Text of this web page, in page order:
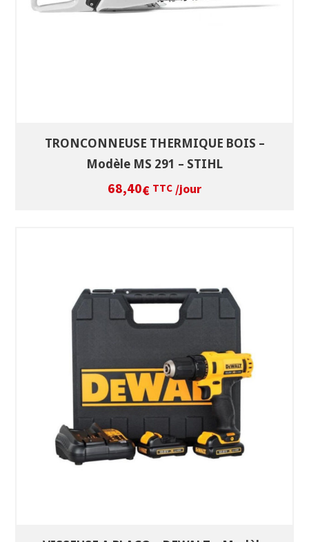
TRONCONNEUSE THERMIQUE BOIS –
Modèle MS 291 – STIHL
68,40€ TTC /jour
SÉLECTIONNEZ LES DATES
VOIR LE PRODUIT